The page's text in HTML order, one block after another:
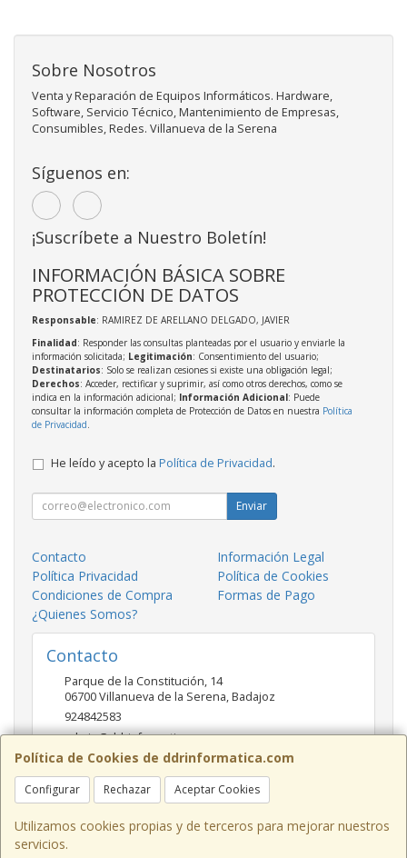
Política de Cookies de ddrinformatica.com
Configurar Rechazar Aceptar Cookies
Utilizamos cookies propias y de terceros para mejorar nuestros
servicios.
Sobre Nosotros
Venta y Reparación de Equipos Informáticos. Hardware,
Software, Servicio Técnico, Mantenimiento de Empresas,
Consumibles, Redes. Villanueva de la Serena
Síguenos en:
¡Suscríbete a Nuestro Boletín!
INFORMACIÓN BÁSICA SOBRE
PROTECCIÓN DE DATOS
Responsable: RAMIREZ DE ARELLANO DELGADO, JAVIER
Finalidad: Responder las consultas planteadas por el usuario y enviarle la
información solicitada; Legitimación: Consentimiento del usuario;
Destinatarios: Solo se realizan cesiones si existe una obligación legal;
Derechos: Acceder, rectificar y suprimir, así como otros derechos, como se
indica en la información adicional; Información Adicional: Puede
consultar la información completa de Protección de Datos en nuestra Política
de Privacidad
He leído y acepto la Política de Privacidad.
Enviar
Contacto
Información Legal
Política Privacidad
Política de Cookies
Condiciones de Compra
Formas de Pago
¿Quienes Somos?
Contacto
Parque de la Constitución, 14
06700Villanueva de la Serena,Badajoz
924842583
admin@ddrinformatica.com
Horario
Mañanas 9.30 - 14 Tardes 17 - 20